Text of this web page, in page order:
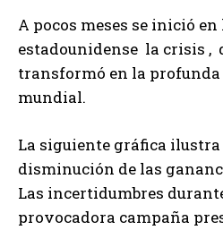
A pocos meses se inició
estadounidense la crisis ,
transformó en la
mundial.
La siguiente gráfica
disminución de las
Las incertidumbres
provocadora campaña